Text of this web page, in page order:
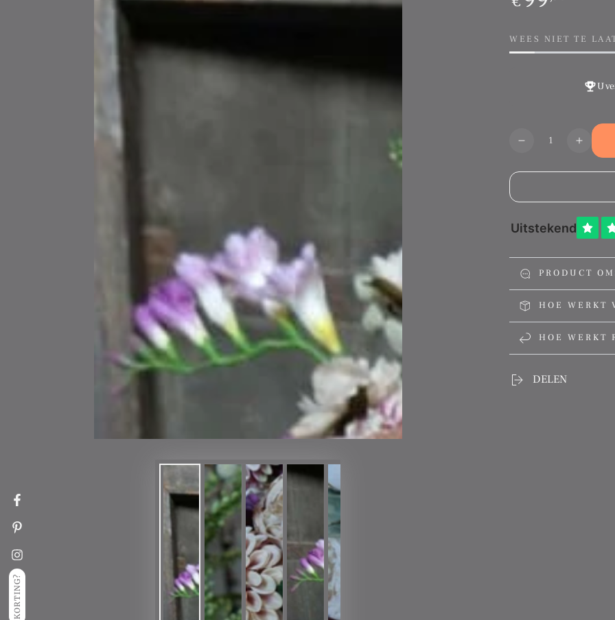
prijs
WEES NIET TE
U
Aantal
Translation
PRODUCT
HOE WERKT
HOE WERKT
DELEN
Facebook
Pinterest
Instagram
KORTING?